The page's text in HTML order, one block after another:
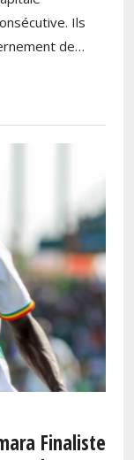
Ils
de…
Finaliste